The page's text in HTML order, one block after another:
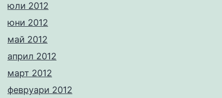
юли 2012
юни 2012
май 2012
април 2012
март 2012
февруари 2012